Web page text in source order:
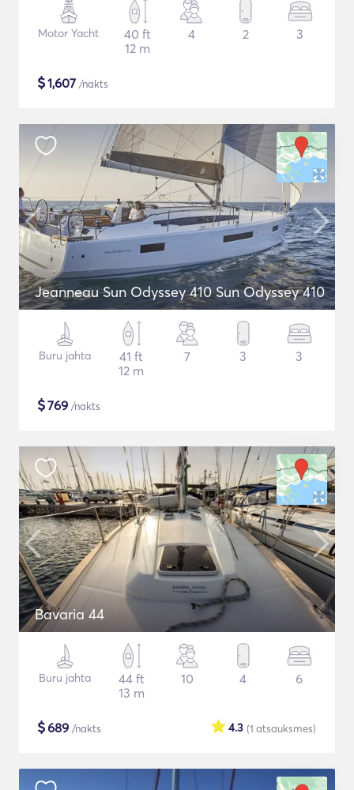
Motor Yacht
40 ft
12 m
4 2 3
$1,607 /nakts
Jeanneau Sun Odyssey 410 Sun Odyssey 410
Buru jahta
41 ft
12 m
7 3 3
$769 /nakts
Bavaria 44
Buru jahta
44 ft
13 m
10 4 6
$689 /nakts (1 atsauksmes)
4.3